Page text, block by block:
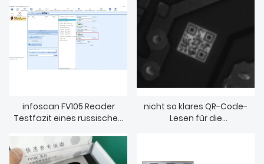
NACHRICHT
FABRIKSCHAU
KONTAKTIERE UNS
HERUNTERLADEN
infoscan FV105 Reader
Testfazit eines russischen
nicht so klares QR-Code-
Lesen für die